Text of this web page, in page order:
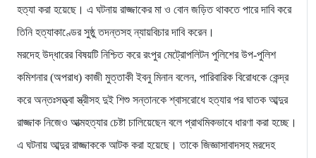
হত্যা করা হয়েছে। এ ঘটনায় রাজ্জাকের মা ও বোন জড়িত থাকতে পারে দাবি করে
তিনি হত্যাকাণ্ডের সুষ্ঠু তদন্তসহ ন্যায়বিচার দাবি করেন।
মরদেহ উদ্ধারের বিষয়টি নিশ্চিত করে রংপুর মেট্রোপলিটন পুলিশের উপ-পুলিশ
কমিশনার (অপরাধ) কাজী মুত্তাকী ইবনু মিনান বলেন, পারিবারিক বিরোধকে কেন্দ্র
করে অন্তঃসত্ত্বা স্ত্রীসহ দুই শিশু সন্তানকে শ্বাসরোধে হত্যার পর ঘাতক আব্দুর
রাজ্জাক নিজেও আত্মহত্যার চেষ্টা চালিয়েছেন বলে প্রাথমিকভাবে ধারণা করা হচ্ছে।
এ ঘটনায় আব্দুর রাজ্জাককে আটক করা হয়েছে। তাকে জিজ্ঞাসাবাদসহ মরদেহ